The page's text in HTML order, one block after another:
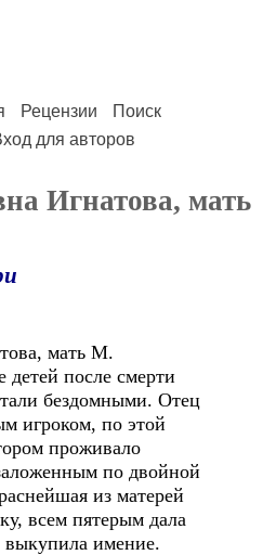
Рецензии
Поиск
для авторов
Игнатова, мать
мать М.
после смерти
бездомными. Отец
игроком, по этой
проживало
по двойной
из матерей
всем пятерым дала
выкупила имение.